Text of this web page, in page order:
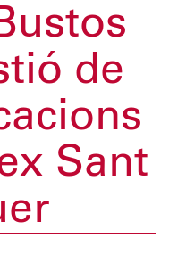
de
Sant